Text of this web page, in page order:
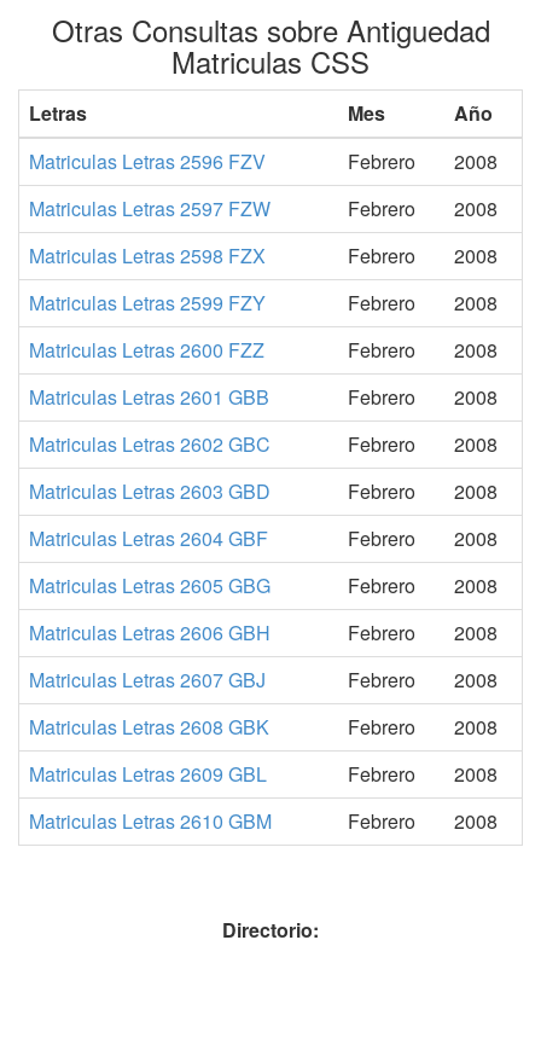
Otras Consultas sobre Antiguedad
Matriculas CSS
Letras Mes
Año
Matriculas Letras 2596 FZV
Febrero
2008
Matriculas Letras 2597 FZW
Febrero
2008
Matriculas Letras 2598 FZX
Febrero
2008
Matriculas Letras 2599 FZY
Febrero
2008
Matriculas Letras 2600 FZZ
Febrero
2008
Matriculas Letras 2601 GBB
Febrero
2008
Matriculas Letras 2602 GBC
Febrero
2008
Matriculas Letras 2603 GBD
Febrero
2008
Matriculas Letras 2604 GBF
Febrero
2008
Matriculas Letras 2605 GBG
Febrero
2008
Matriculas Letras 2606 GBH
Febrero
2008
Matriculas Letras 2607 GBJ
Febrero
2008
Matriculas Letras 2608 GBK
Febrero
2008
Matriculas Letras 2609 GBL
Febrero
2008
Matriculas Letras 2610 GBM
Febrero 2008
Directorio: